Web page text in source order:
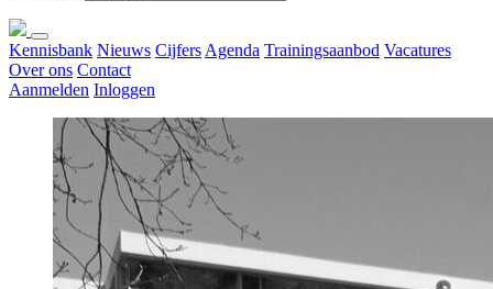
Kennisbank Nieuws Cijfers Agenda Trainingsaanbod Vacatures
Over ons Contact
Aanmelden Inloggen